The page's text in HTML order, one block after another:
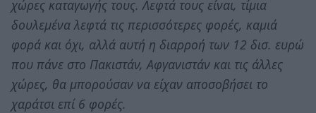
χώρες καταγωγής τους. Λεφτά τους είναι, τίμια
δουλεμένα λεφτά τις περισσότερες φορές, καμιά
φορά και όχι, αλλά αυτή η διαρροή των 12 δισ. ευρώ
που πάνε στο Πακιστάν, Αφγανιστάν και τις άλλες
χώρες, θα μπορούσαν να είχαν αποσοβήσει το
χαράτσι επί 6 φορές.